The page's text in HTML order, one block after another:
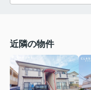
近隣の物件